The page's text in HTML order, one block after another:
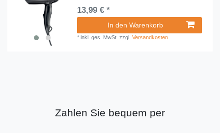
13,99 € *
In den Warenkorb
*inkl. ges. MwSt. zzgl.Versandkosten
Zahlen Sie bequem per